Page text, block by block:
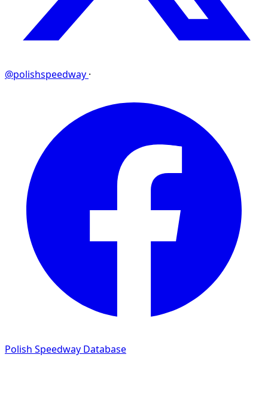
@polishspeedway ·
Polish Speedway Database